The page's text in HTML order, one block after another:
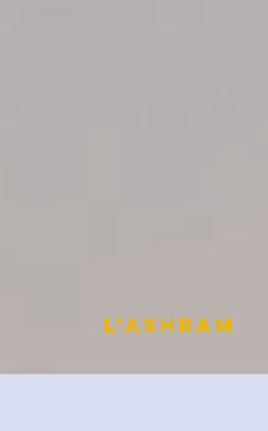
L'Ashram